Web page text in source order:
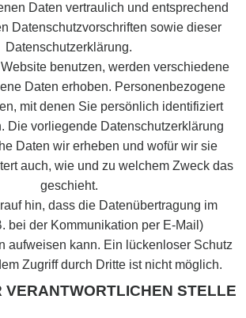
Daten vertraulich und entsprechend
Datenschutzvorschriften sowie dieser
Datenschutzerklärung.
benutzen, werden verschiedene
Daten erhoben. Personenbezogene
mit denen Sie persönlich identifiziert
Die vorliegende Datenschutzerklärung
Daten wir erheben und wofür wir sie
auch, wie und zu welchem Zweck das
geschieht.
hin, dass die Datenübertragung im
bei der Kommunikation per E-Mail)
aufweisen kann. Ein lückenloser Schutz
Zugriff durch Dritte ist nicht möglich.
VERANTWORTLICHEN STELLE